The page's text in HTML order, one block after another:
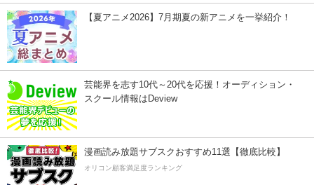
【夏アニメ2026】7月期夏の新アニメを一挙紹介！
芸能界を志す10代～20代を応援！オーディション・
スクール情報はDeview
漫画読み放題サブスクおすすめ11選【徹底比較】
オリコン顧客満足度ランキング